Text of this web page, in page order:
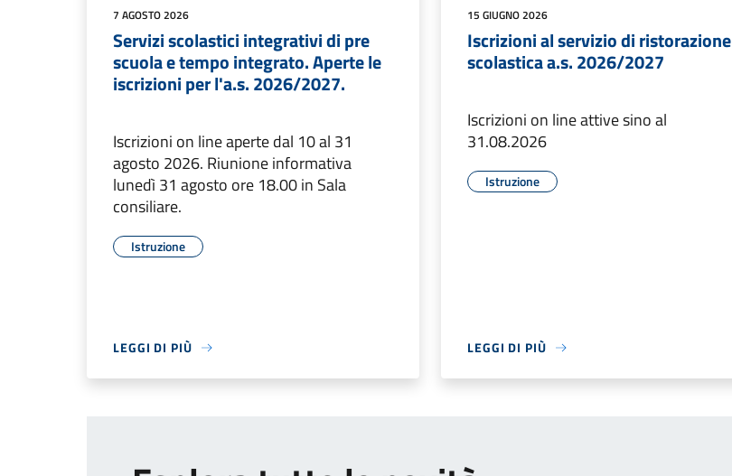
7 AGOSTO 2026
Servizi scolastici integrativi di pre
scuola e tempo integrato. Aperte le
iscrizioni per l'a.s. 2026/2027.
Iscrizioni on line aperte dal 10 al 31
agosto 2026. Riunione informativa
lunedì 31 agosto ore 18.00 in Sala
consiliare.
Istruzione
LEGGI DI PIÙ
15 GIUGNO 2026
Iscrizioni al servizio di ristorazione
scolastica a.s. 2026/2027
Iscrizioni on line attive sino al
31.08.2026
Istruzione
LEGGI DI PIÙ